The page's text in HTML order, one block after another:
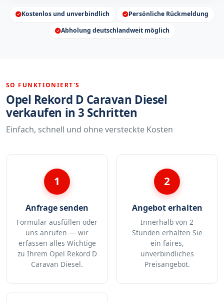
Kostenlos und unverbindlich
Persönliche Rückmeldung
Abholung deutschlandweit möglich
SO FUNKTIONIERT'S
Opel Rekord D Caravan Diesel
verkaufen in 3 Schritten
Einfach, schnell und ohne versteckte Kosten
1
Anfrage senden
Formular ausfüllen oder
uns anrufen — wir
erfassen alles Wichtige
zu Ihrem Opel Rekord D
Caravan Diesel.
2
Angebot erhalten
Innerhalb von 2
Stunden erhalten Sie
ein faires,
unverbindliches
Preisangebot.